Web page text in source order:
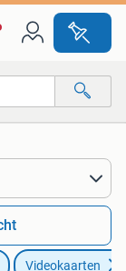
Videokaarten